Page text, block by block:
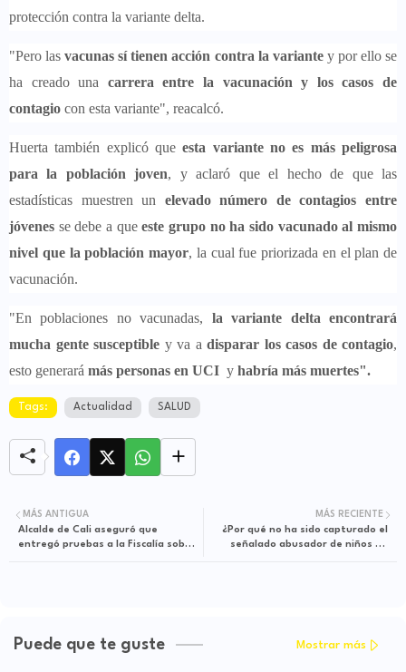
protección contra la variante delta.
"Pero lasvacunas sí tienen acción contra la variante y por ello se
ha creado una carrera entre la vacunación y los casos de
contagio con esta variante", reacalcó.
Huerta también explicó queesta variante no es más peligrosa
para la población joven, y aclaró que el hecho de que las
estadísticas muestren un elevado número de contagios entre
jóvenes se debe a queeste grupo no ha sido vacunado al mismo
nivel que la población mayor, la cual fue priorizada en el plan de
vacunación.
"En poblaciones no vacunadas, la variante delta encontrará
mucha gente susceptible y va a disparar los casos de contagio,
esto generará más personas en UCI y habría más muertes".
Tags: Actualidad SALUD
MÁS RECIENTE
¿Por qué no ha sido capturado el
señalado abusador de niños en
MÁS ANTIGUA
Alcalde de Cali aseguró que
entregó pruebas a la Fiscalía sobre
Puede que te guste Mostrar más